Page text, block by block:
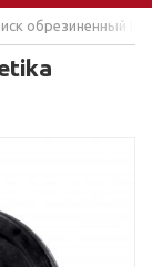
обрезиненный